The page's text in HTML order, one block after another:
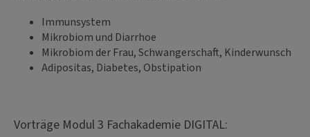
Immunsystem
Mikrobiom und Diarrhoe
Mikrobiom der Frau, Schwangerschaft, Kinderwunsch
Adipositas, Diabetes, Obstipation
Vorträge Modul 3 Fachakademie DIGITAL: